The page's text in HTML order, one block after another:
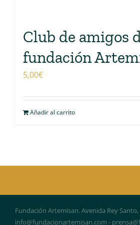
Club de amigos
fundación
5,00€
Añadir al carrito
Fundación Artemisan. Avenida Rey
info@fundacionartemisan.com -